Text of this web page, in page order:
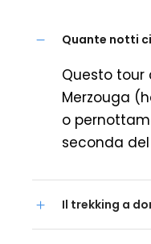
Quante notti
Questo
Merzouga
o
seconda
Il trekking a